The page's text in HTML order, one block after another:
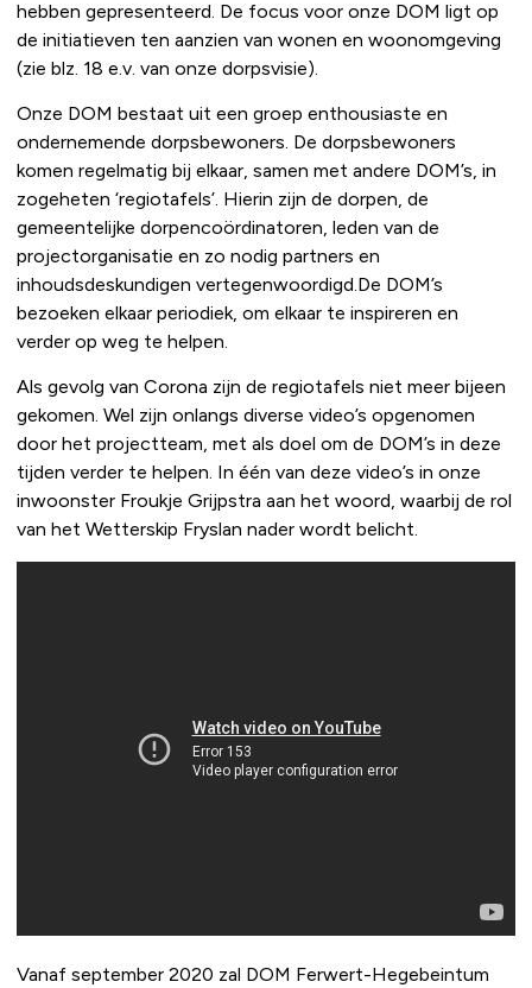
hebben gepresenteerd. De focus voor onze DOM ligt op
de initiatieven ten aanzien van wonen en woonomgeving
(zie blz. 18 e.v. van onze dorpsvisie).
Onze DOM bestaat uit een groep enthousiaste en
ondernemende dorpsbewoners. De dorpsbewoners
komen regelmatig bij elkaar, samen met andere DOM’s, in
zogeheten ‘regiotafels’. Hierin zijn de dorpen, de
gemeentelijke dorpencoördinatoren, leden van de
projectorganisatie en zo nodig partners en
inhoudsdeskundigen vertegenwoordigd.De DOM’s
bezoeken elkaar periodiek, om elkaar te inspireren en
verder op weg te helpen.
Als gevolg van Corona zijn de regiotafels niet meer bijeen
gekomen. Wel zijn onlangs diverse video’s opgenomen
door het projectteam, met als doel om de DOM’s in deze
tijden verder te helpen. In één van deze video’s in onze
inwoonster Froukje Grijpstra aan het woord, waarbij de rol
van het Wetterskip Fryslan nader wordt belicht.
Vanaf september 2020 zal DOM Ferwert-Hegebeintum